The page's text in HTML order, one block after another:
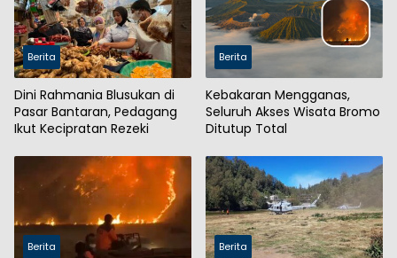
Berita
Dini Rahmania Blusukan di
Pasar Bantaran, Pedagang
Ikut Kecipratan Rezeki
Berita
Kebakaran Mengganas,
Seluruh Akses Wisata Bromo
Ditutup Total
Berita Berita